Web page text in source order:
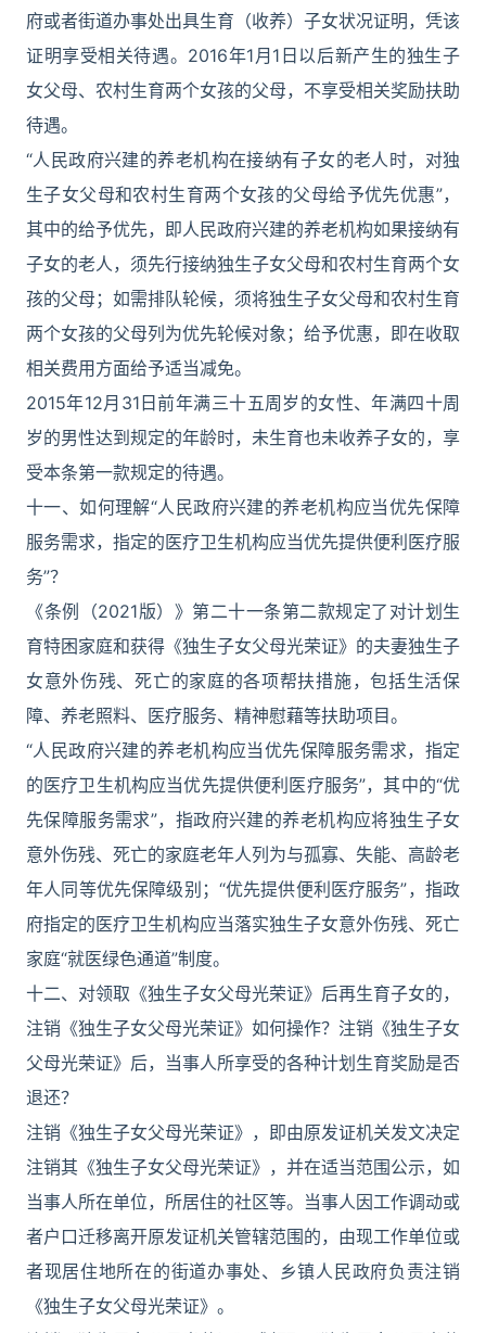
府或者街道办事处出具生育（收养）子女状况证明，凭该
证明享受相关待遇。2016年1月1日以后新产生的独生子
女父母、农村生育两个女孩的父母，不享受相关奖励扶助
待遇。
“人民政府兴建的养老机构在接纳有子女的老人时，对独
生子女父母和农村生育两个女孩的父母给予优先优惠”，
其中的给予优先，即人民政府兴建的养老机构如果接纳有
子女的老人，须先行接纳独生子女父母和农村生育两个女
孩的父母；如需排队轮候，须将独生子女父母和农村生育
两个女孩的父母列为优先轮候对象；给予优惠，即在收取
相关费用方面给予适当减免。
2015年12月31日前年满三十五周岁的女性、年满四十周
岁的男性达到规定的年龄时，未生育也未收养子女的，享
受本条第一款规定的待遇。
十一、如何理解“人民政府兴建的养老机构应当优先保障
服务需求，指定的医疗卫生机构应当优先提供便利医疗服
务”？
《条例（2021版）》第二十一条第二款规定了对计划生
育特困家庭和获得《独生子女父母光荣证》的夫妻独生子
女意外伤残、死亡的家庭的各项帮扶措施，包括生活保
障、养老照料、医疗服务、精神慰藉等扶助项目。
“人民政府兴建的养老机构应当优先保障服务需求，指定
的医疗卫生机构应当优先提供便利医疗服务”，其中的“优
先保障服务需求”，指政府兴建的养老机构应将独生子女
意外伤残、死亡的家庭老年人列为与孤寡、失能、高龄老
年人同等优先保障级别；“优先提供便利医疗服务”，指政
府指定的医疗卫生机构应当落实独生子女意外伤残、死亡
家庭“就医绿色通道”制度。
十二、对领取《独生子女父母光荣证》后再生育子女的，
注销《独生子女父母光荣证》如何操作？注销《独生子女
父母光荣证》后，当事人所享受的各种计划生育奖励是否
退还？
注销《独生子女父母光荣证》，即由原发证机关发文决定
注销其《独生子女父母光荣证》，并在适当范围公示，如
当事人所在单位，所居住的社区等。当事人因工作调动或
者户口迁移离开原发证机关管辖范围的，由现工作单位或
者现居住地所在的街道办事处、乡镇人民政府负责注销
《独生子女父母光荣证》。